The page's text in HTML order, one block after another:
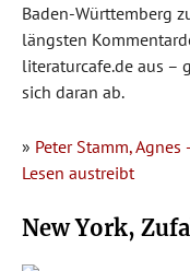
Baden-Württemberg
längsten
literaturcafe.de aus –
sich daran ab.
» Peter Stamm,
Lesen austreibt
New York,